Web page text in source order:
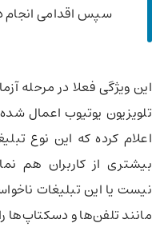
سپس اقدامی انجام
این ویژگی فعلا در مرحله
تلویزیون یوتیوب اعمال
اعلام کرده که این نوع
بیشتری از کاربران هم
نیست یا این تبلیغات
مانند تلفن‌ها و دسکتاپ‌ها